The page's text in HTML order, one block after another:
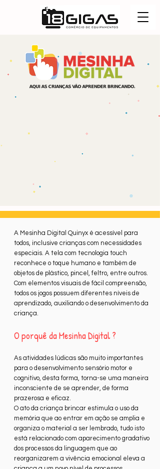
A Mesinha Digital Quinyx é acessível para
todos, inclusive crianças com necessidades
especiais. A tela com tecnologia touch
reconhece o toque humano e também de
objetos de plástico, pincel, feltro, entre outros.
Com elementos visuais de fácil compreensão,
todos os jogos possuem diferentes níveis de
aprendizado, auxiliando o desenvolvimento da
criança.
O porquê da Mesinha Digital ?
As atividades lúdicas são muito importantes
para o desenvolvimento sensório motor e
cognitivo, desta forma, torna-se uma maneira
inconsciente de se aprender, de forma
prazerosa e eficaz.
O ato da criança brincar estimula o uso da
memória que ao entrar em ação se amplia e
organiza o material a ser lembrado, tudo isto
está relacionado com aparecimento gradativo
dos processos da linguagem que ao
reorganizarem a vivência emocional eleva a